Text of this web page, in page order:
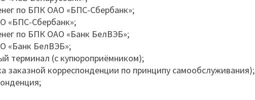
по БПК ОАО «БПС-Сбербанк»;
«БПС-Сбербанк»;
по БПК ОАО «Банк БелВЭБ»;
«Банк БелВЭБ»;
терминал (с купюроприёмником);
заказной корреспонденции по принципу самообслуживания);